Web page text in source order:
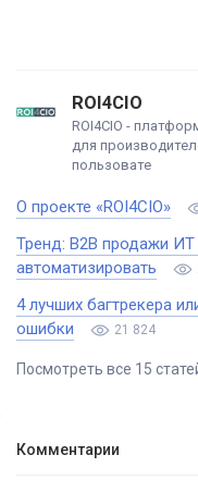
ROI4CIO
ROI4CIO -
для
пользовате
О проекте «ROI4CIO»
Тренд: B2B продажи
автоматизировать
4 лучших багтрекера
ошибки
21 824
Посмотреть все 15
Комментарии